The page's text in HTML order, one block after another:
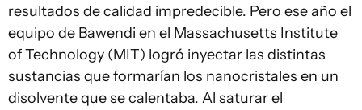
resultados de calidad impredecible. Pero ese año el
equipo de Bawendi en el Massachusetts Institute
of Technology (MIT) logró inyectar las distintas
sustancias que formarían los nanocristales en un
disolvente que se calentaba. Al saturar el